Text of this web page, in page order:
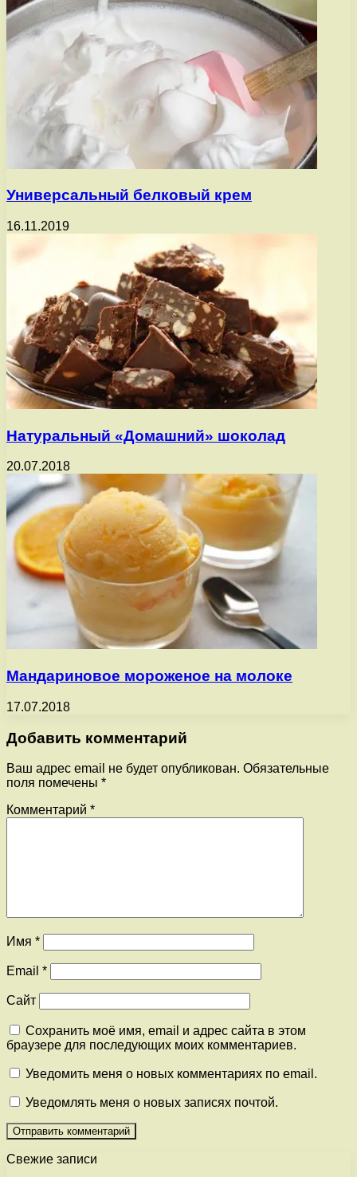
Универсальный белковый крем
16.11.2019
Натуральный «Домашний» шоколад
20.07.2018
Мандариновое мороженое на молоке
17.07.2018
Добавить комментарий
Ваш адрес email не будет опубликован. Обязательные
поля помечены *
Комментарий *
Имя *
Email *
Сайт
Сохранить моё имя, email и адрес сайта в этом
браузере для последующих моих комментариев.
Уведомить меня о новых комментариях по email.
Уведомлять меня о новых записях почтой.
Свежие записи